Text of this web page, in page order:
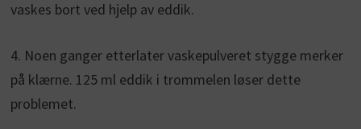
vaskes bort ved hjelp av eddik.
4. Noen ganger etterlater vaskepulveret stygge merker
på klærne. 125 ml eddik i trommelen løser dette
problemet.